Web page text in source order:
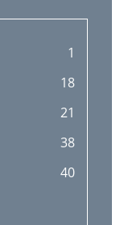
1
18
21
38
40